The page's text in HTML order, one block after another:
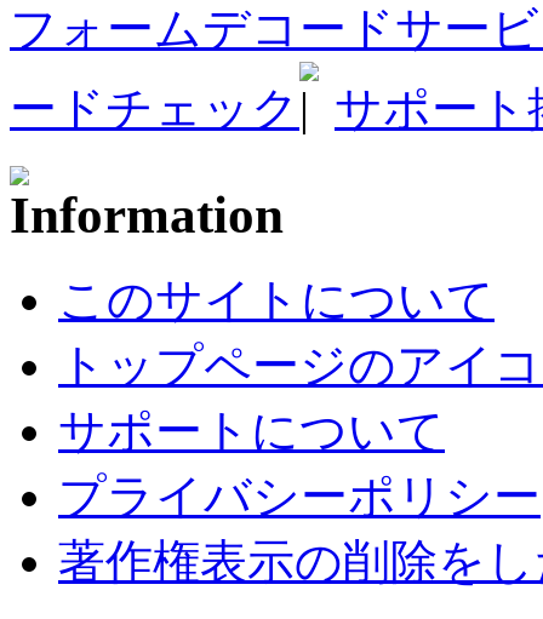
フォームデコードサー
ードチェック
サポート
このサイトについて
トップページのアイ
サポートについて
プライバシーポリシー
著作権表示の削除を